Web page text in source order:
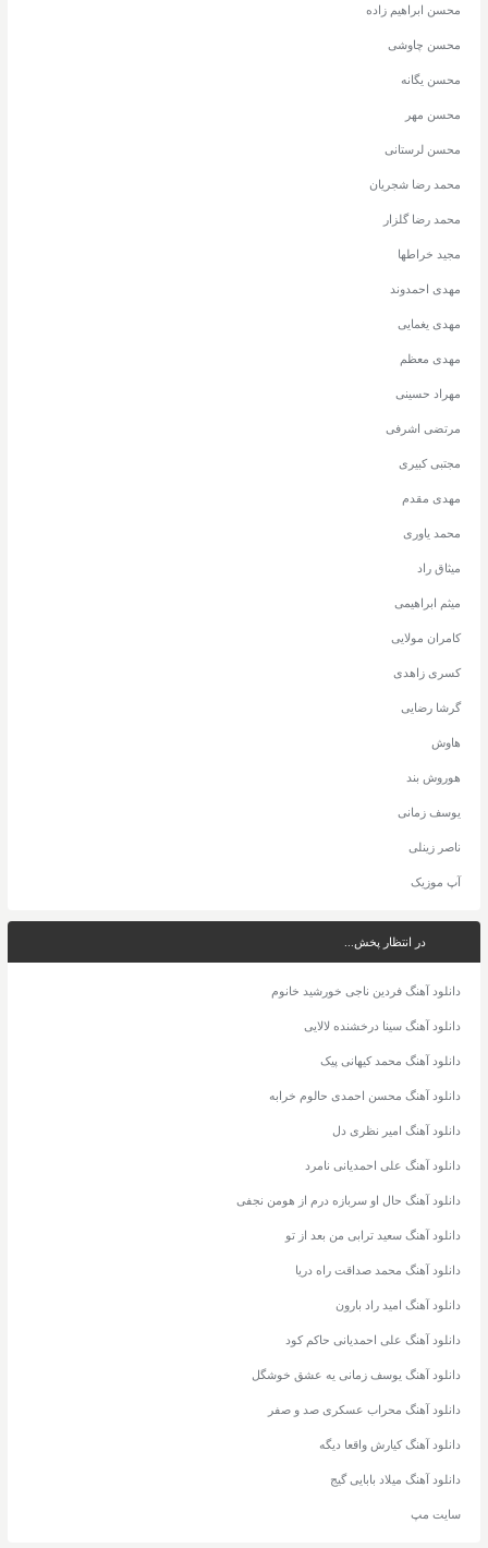
محسن ابراهیم زاده
محسن چاوشی
محسن یگانه
محسن مهر
محسن لرستانی
محمد رضا شجریان
محمد رضا گلزار
مجید خراطها
مهدی احمدوند
مهدی یغمایی
مهدی معظم
مهراد حسینی
مرتضی اشرفی
مجتبی کبیری
مهدی مقدم
محمد یاوری
میثاق راد
میثم ابراهیمی
کامران مولایی
کسری زاهدی
گرشا رضایی
هاوش
هوروش بند
یوسف زمانی
ناصر زینلی
آپ موزیک
در انتظار پخش...
دانلود آهنگ فردین ناجی خورشید خانوم
دانلود آهنگ سینا درخشنده لالایی
دانلود آهنگ محمد کیهانی پیک
دانلود آهنگ محسن احمدی حالوم خرابه
دانلود آهنگ امیر نظری دل
دانلود آهنگ علی احمدیانی نامرد
دانلود آهنگ حال او سربازه درم از هومن نجفی
دانلود آهنگ سعید ترابی من بعد از تو
دانلود آهنگ محمد صداقت راه دریا
دانلود آهنگ امید راد بارون
دانلود آهنگ علی احمدیانی حاکم کود
دانلود آهنگ یوسف زمانی یه عشق خوشگل
دانلود آهنگ محراب عسکری صد و صفر
دانلود آهنگ کیارش واقعا دیگه
دانلود آهنگ میلاد بابایی گیج
سایت مپ